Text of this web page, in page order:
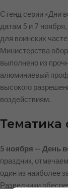
Стенд серии «Дни
датам 5 и 7
для воинских
Министерства
выполнено из
алюминиевый
высокого
воздействиям.
Тематика
5 ноября — День
праздник,
один из наиболее
Разведчики